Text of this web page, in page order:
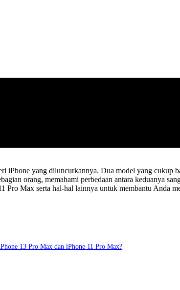
iPhone yang diluncurkannya. Dua model yang
orang, memahami perbedaan antara keduanya
Pro Max serta hal-hal lainnya untuk membantu Anda
13 Pro Max dan iPhone 11 Pro Max?